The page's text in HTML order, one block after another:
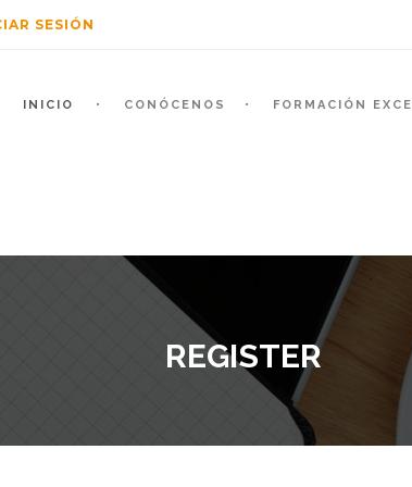
SESIÓN
INICIO CONÓCENOS FORMACIÓN EXCE
REGISTER